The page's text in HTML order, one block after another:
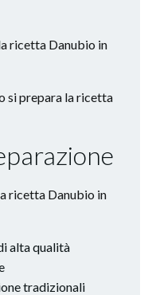
ricetta Danubio in
si prepara la ricetta
ricetta Danubio in
alta qualità
tradizionali